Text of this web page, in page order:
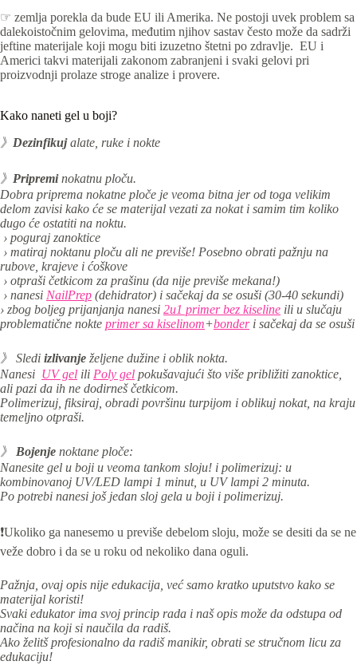
☞ zemlja porekla da bude EU ili Amerika. Ne postoji uvek problem sa
dalekoistočnim gelovima, međutim njihov sastav često može da sadrži
jeftine materijale koji mogu biti izuzetno štetni po zdravlje. EU i
Americi takvi materijali zakonom zabranjeni i svaki gelovi pri
proizvodnji prolaze stroge analize i provere.
Kako naneti gel u boji?
》 Dezinfikujalate, ruke i nokte
》 Pripreminokatnu ploču.
Dobra priprema nokatne ploče je veoma bitna jer od toga velikim
delom zavisi kako će se materijal vezati za nokat i samim tim koliko
dugo će ostatiti na noktu.
› poguraj zanoktice
› matiraj noktanu ploču ali ne previše! Posebno obrati pažnju na
rubove, krajeve i ćoškove
› otpraši četkicom za prašinu (da nije previše mekana!)
› nanesi NailPrep (dehidrator) i sačekaj da se osuši (30-40 sekundi)
› zbog boljeg prijanjanja nanesi 2u1 primer bez kiseline ili u slučaju
problematične nokte primer sa kiselinom+bonderi sačekaj da se osuši
》 Sledi izlivanje željene dužine i oblik nokta.
Nanesi UV gel ili Poly gel pokušavajući što više približiti zanoktice,
ali pazi da ih ne dodirneš četkicom.
Polimerizuj, fiksiraj, obradi površinu turpijom i oblikuj nokat, na kraju
temeljno otpraši.
》 Bojenje noktane ploče:
Nanesite gel u boji u veoma tankom sloju! i polimerizuj: u
kombinovanoj UV/LED lampi 1 minut, u UV lampi 2 minuta.
Po potrebi nanesi još jedan sloj gela u boji i polimerizuj.
❗Ukoliko ga nanesemo u previše debelom sloju, može se desiti da se ne
veže dobro i da se u roku od nekoliko dana oguli.
Pažnja, ovaj opis nije edukacija, već samo kratko uputstvo kako se
materijal koristi!
Svaki edukator ima svoj princip rada i naš opis može da odstupa od
načina na koji si naučila da radiš.
Ako želitš profesionalno da radiš manikir, obrati se stručnom licu za
edukaciju!